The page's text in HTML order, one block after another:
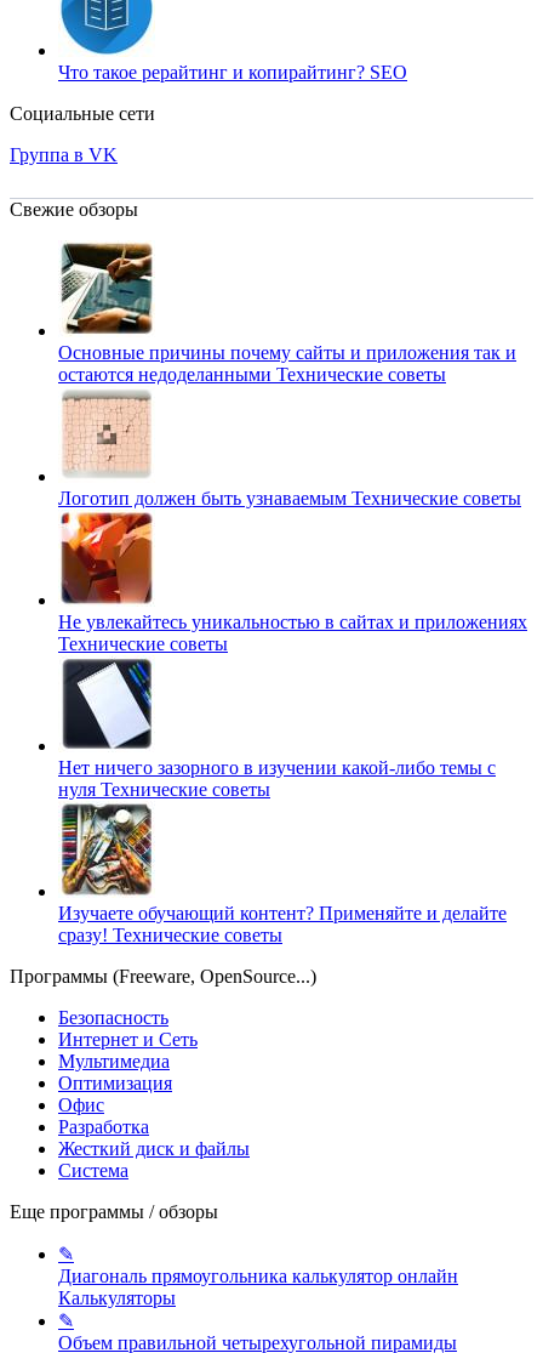
Что такое рерайтинг и копирайтинг? SEO
Социальные сети
Группа в VK
Свежие обзоры
Основные причины почему сайты и приложения так и
остаются недоделанными Технические советы
Логотип должен быть узнаваемым Технические советы
Не увлекайтесь уникальностью в сайтах и приложениях
Технические советы
Нет ничего зазорного в изучении какой-либо темы с
нуля Технические советы
Изучаете обучающий контент? Применяйте и делайте
сразу! Технические советы
Программы (Freeware, OpenSource...)
Безопасность
Интернет и Сеть
Мультимедиа
Оптимизация
Офис
Разработка
Жесткий диск и файлы
Система
Еще программы / обзоры
✎
Диагональ прямоугольника калькулятор онлайн
Калькуляторы
✎
Объем правильной четырехугольной пирамиды